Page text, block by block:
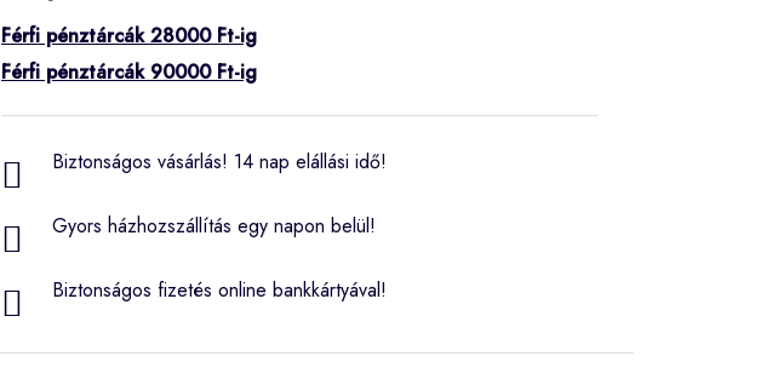
Férfi pénztárcák 28000 Ft-ig
Férfi pénztárcák 90000 Ft-ig
Biztonságos vásárlás! 14 nap elállási idő!
Gyors házhozszállítás egy napon belül!
Biztonságos fizetés online bankkártyával!